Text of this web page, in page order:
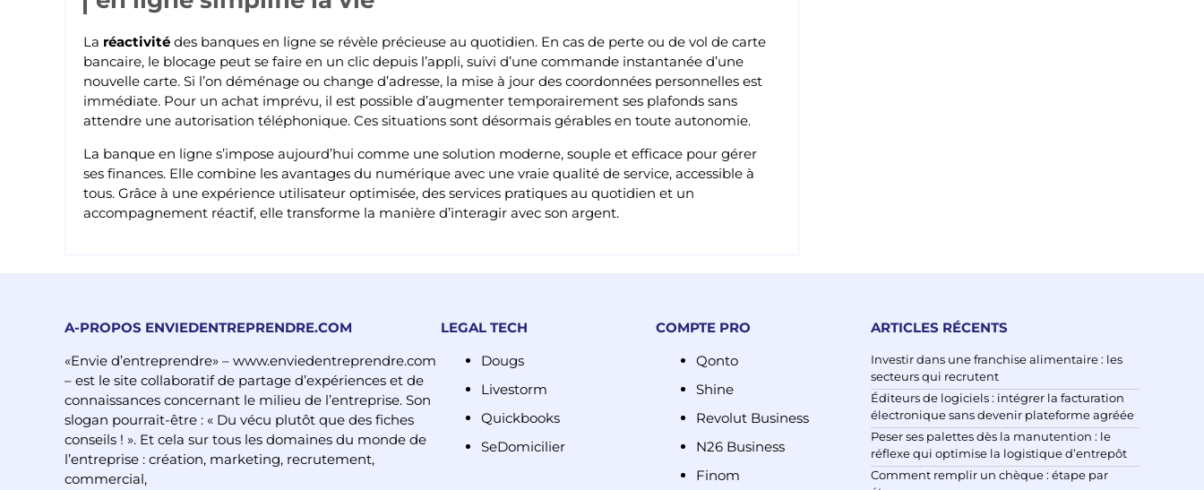
La réactivité des banques en ligne se révèle précieuse au quotidien. En cas de perte ou de vol de carte
bancaire, le blocage peut se faire en un clic depuis l’appli, suivi d’une commande instantanée d’une
nouvelle carte. Si l’on déménage ou change d’adresse, la mise à jour des coordonnées personnelles est
immédiate. Pour un achat imprévu, il est possible d’augmenter temporairement ses plafonds sans
attendre une autorisation téléphonique. Ces situations sont désormais gérables en toute autonomie.
La banque en ligne s’impose aujourd’hui comme une solution moderne, souple et efficace pour gérer
ses finances. Elle combine les avantages du numérique avec une vraie qualité de service, accessible à
tous. Grâce à une expérience utilisateur optimisée, des services pratiques au quotidien et un
accompagnement réactif, elle transforme la manière d’interagir avec son argent.
A-PROPOS ENVIEDENTREPRENDRE.COM
«Envie d’entreprendre» – www.enviedentreprendre.com
– est le site collaboratif de partage d’expériences et de
connaissances concernant le milieu de l’entreprise. Son
slogan pourrait-être : « Du vécu plutôt que des fiches
conseils ! ». Et cela sur tous les domaines du monde de
l’entreprise : création, marketing, recrutement,
commercial,
LEGAL TECH
Dougs
Livestorm
Quickbooks
SeDomicilier
COMPTE PRO
Qonto
Shine
Revolut Business
N26 Business
Finom
ARTICLES RÉCENTS
Investir dans une franchise alimentaire : les
secteurs qui recrutent
Éditeurs de logiciels : intégrer la facturation
électronique sans devenir plateforme agréée
Peser ses palettes dès la manutention : le
réflexe qui optimise la logistique d’entrepôt
Comment remplir un chèque : étape par